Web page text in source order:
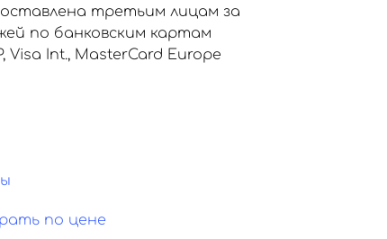
третьим лицам за
по банковским картам
Int., MasterCard Europe
по цене